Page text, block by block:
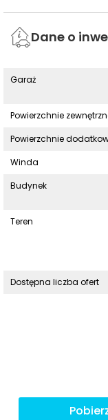
Dane o
Garaż
Powierzchnie
Powierzchnie
Winda
Budynek
Teren
Dostępna liczba ofert